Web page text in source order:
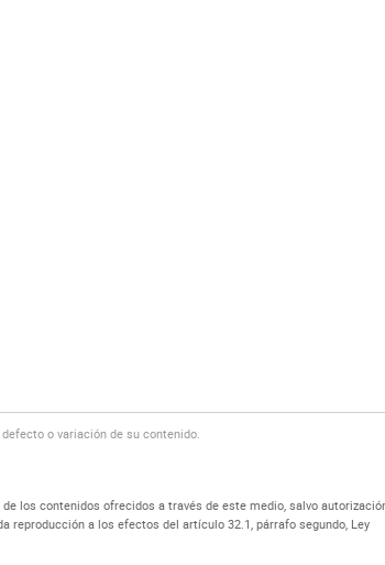
o variación de su contenido.
los contenidos ofrecidos a través de este medio, salvo
reproducción a los efectos del artículo 32.1, párrafo segundo, Ley